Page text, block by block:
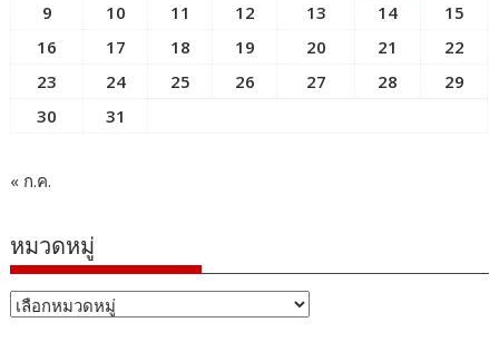
9
10 11 12 13 14
15
16
17 18 19 20 21
22
23
24 25 26 27 28
29
30
31
« ก.ค.
หมวดหมู่
หมวด